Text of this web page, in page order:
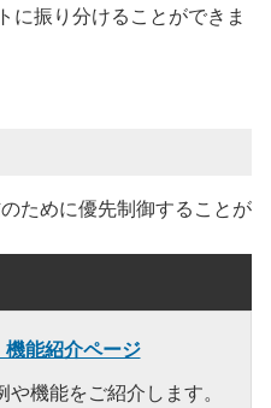
に振り分けることができま
ために優先制御することが
能紹介ページ
機能をご紹介します。